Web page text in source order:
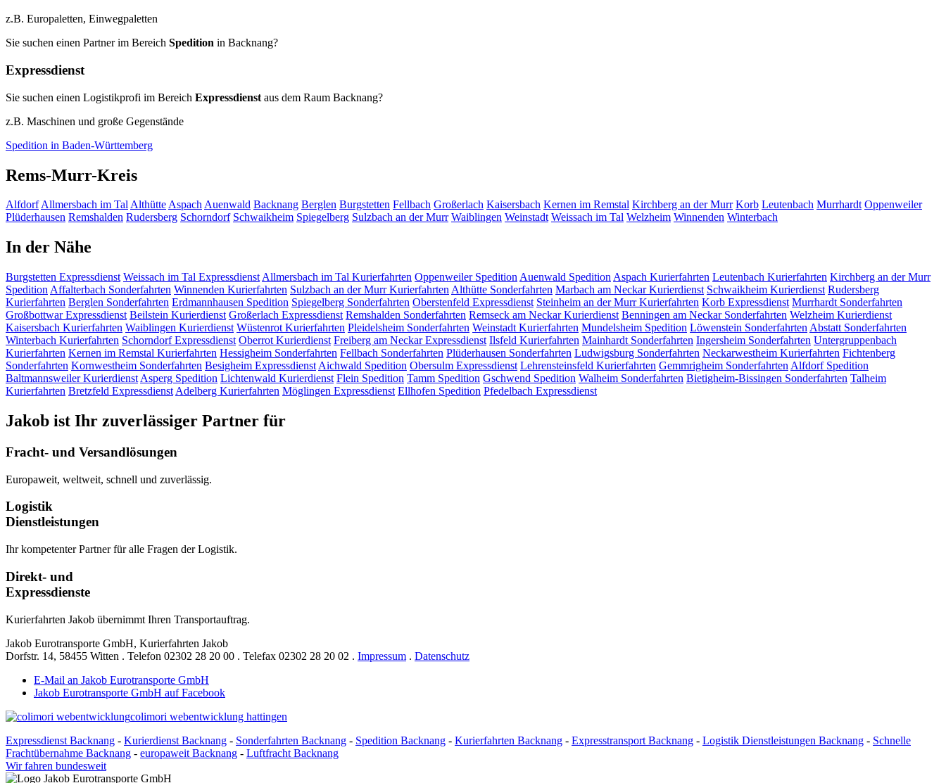
z.B. Europaletten, Einwegpaletten
Sie suchen einen Partner im Bereich Spedition in Backnang?
Expressdienst
Sie suchen einen Logistikprofi im Bereich Expressdienst aus dem Raum Backnang?
z.B. Maschinen und große Gegenstände
Spedition in Baden-Württemberg
Rems-Murr-Kreis
AlfdorfAllmersbach im TalAlthütteAspachAuenwald Backnang Berglen Burgstetten Fellbach Großerlach Kaisersbach Kernen im Remstal Kirchberg an der Murr Korb Leutenbach Murrhardt Oppenweiler
Plüderhausen Remshalden Rudersberg Schorndorf Schwaikheim Spiegelberg Sulzbach an der Murr Waiblingen Weinstadt Weissach im Tal Welzheim Winnenden Winterbach
In der Nähe
Burgstetten Expressdienst Weissach im Tal Expressdienst Allmersbach im Tal Kurierfahrten Oppenweiler Spedition Auenwald Spedition Aspach Kurierfahrten Leutenbach Kurierfahrten Kirchberg an der Murr
Spedition Affalterbach Sonderfahrten Winnenden Kurierfahrten Sulzbach an der MurrKurierfahrten Althütte Sonderfahrten Marbach am NeckarKurierdienst Schwaikheim Kurierdienst Rudersberg
Kurierfahrten Berglen Sonderfahrten Erdmannhausen Spedition Spiegelberg Sonderfahrten Oberstenfeld Expressdienst Steinheim an der MurrKurierfahrten Korb Expressdienst Murrhardt Sonderfahrten
GroßbottwarExpressdienst Beilstein Kurierdienst Großerlach Expressdienst Remshalden Sonderfahrten Remseck am NeckarKurierdienst Benningen am Neckar Sonderfahrten Welzheim Kurierdienst
Kaisersbach Kurierfahrten Waiblingen Kurierdienst Wüstenrot Kurierfahrten Pleidelsheim Sonderfahrten Weinstadt Kurierfahrten Mundelsheim Spedition Löwenstein Sonderfahrten Abstatt Sonderfahrten
Winterbach Kurierfahrten SchorndorfExpressdienst Oberrot Kurierdienst Freiberg am NeckarExpressdienst Ilsfeld Kurierfahrten Mainhardt Sonderfahrten Ingersheim Sonderfahrten Untergruppenbach
Kurierfahrten Kernen im Remstal Kurierfahrten Hessigheim Sonderfahrten Fellbach Sonderfahrten Plüderhausen Sonderfahrten Ludwigsburg Sonderfahrten Neckarwestheim Kurierfahrten Fichtenberg
Sonderfahrten Kornwestheim Sonderfahrten Besigheim Expressdienst Aichwald Spedition Obersulm Expressdienst Lehrensteinsfeld Kurierfahrten Gemmrigheim Sonderfahrten Alfdorf Spedition
BaltmannsweilerKurierdienst Asperg Spedition Lichtenwald Kurierdienst Flein Spedition Tamm Spedition Gschwend Spedition Walheim Sonderfahrten Bietigheim-Bissingen Sonderfahrten Talheim
Kurierfahrten Bretzfeld Expressdienst Adelberg Kurierfahrten Möglingen Expressdienst Ellhofen Spedition Pfedelbach Expressdienst
Jakob ist Ihr zuverlässiger Partner für
Fracht- und Versandlösungen
Europaweit, weltweit, schnell und zuverlässig.
Logistik
Dienstleistungen
Ihr kompetenter Partner für alle Fragen der Logistik.
Direkt- und
Expressdienste
Kurierfahrten Jakob übernimmt Ihren Transportauftrag.
Jakob Eurotransporte GmbH, Kurierfahrten Jakob
Dorfstr. 14, 58455 Witten . Telefon 02302 28 20 00 . Telefax 02302 28 20 02 . Impressum . Datenschutz
E-Mail an Jakob Eurotransporte GmbH
Jakob Eurotransporte GmbH auf Facebook
colimori webentwicklung hattingen
Expressdienst Backnang - Kurierdienst Backnang - Sonderfahrten Backnang - Spedition Backnang - Kurierfahrten Backnang - Expresstransport Backnang - Logistik Dienstleistungen Backnang - Schnelle
Frachtübernahme Backnang - europaweit Backnang - Luftfracht Backnang
Wir fahren bundesweit